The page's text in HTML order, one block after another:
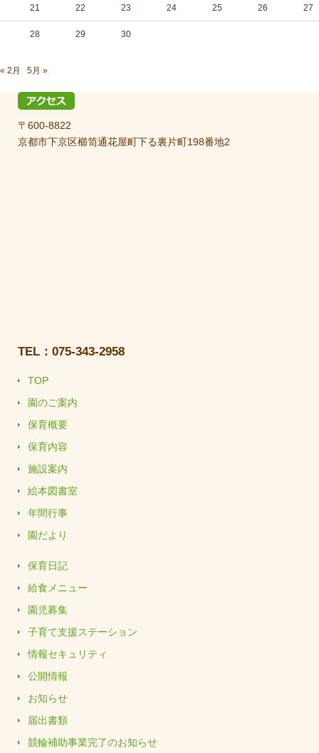
21 22 23 24 25 26 27
28 29 30
« 2月 5月 »
〒600-8822
京都市下京区櫛笥通花屋町下る裏片町198番地2
TEL：075-343-2958
TOP
園のご案内
保育概要
保育内容
施設案内
絵本図書室
年間行事
園だより
保育日記
給食メニュー
園児募集
子育て支援ステーション
情報セキュリティ
公開情報
お知らせ
届出書類
競輪補助事業完了のお知らせ